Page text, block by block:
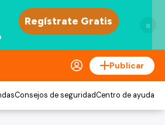
×
Publicar
Consejos de seguridadCentro de ayuda